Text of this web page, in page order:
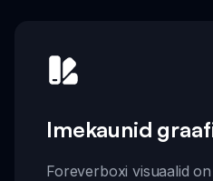
Imekaunid
Foreverboxi visuaalid